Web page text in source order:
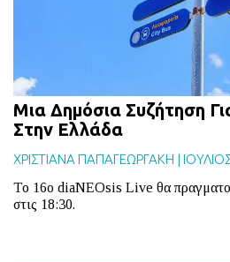
Μια Δημόσια Συζήτηση
Στην Ελλάδα
ΧΡΙΣΤΙΑΝΑ ΠΑΠΑΓΕΩΡΓΑΚΗ |
Το 16ο diaNEOsis Live θα
στις 18:30.